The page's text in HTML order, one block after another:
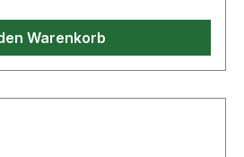
Warenkorb